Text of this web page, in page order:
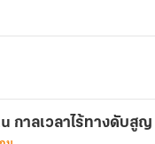
กาลเวลาไร้ทางดับสูญ